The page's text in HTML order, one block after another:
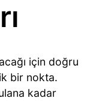
için doğru
bir nokta.
kadar